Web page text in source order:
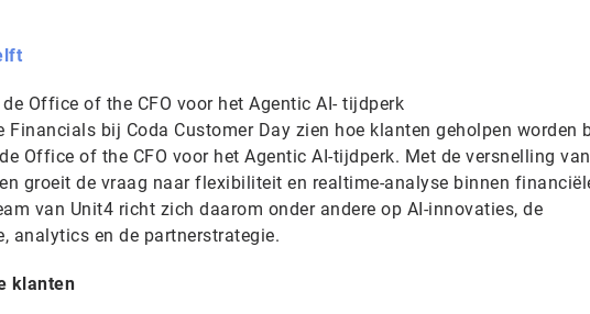
Office of the CFO voor het Agentic AI- tijdperk
Financials bij Coda Customer Day zien hoe klanten geholpen worden
Office of the CFO voor het Agentic AI-tijdperk. Met de versnelling van
groeit de vraag naar flexibiliteit en realtime-analyse binnen
van Unit4 richt zich daarom onder andere op AI-innovaties, de
analytics en de partnerstrategie.
klanten